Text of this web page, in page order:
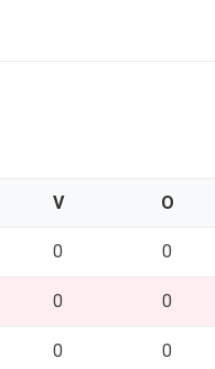
V O
0 0
0 0
0 0